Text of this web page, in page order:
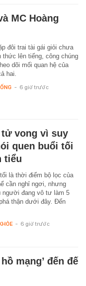
MC Hoàng
đôi trai tài gái giỏi chưa
thức lên tiếng, công chúng
dõi mối quan hệ của
hai.
- 6 giờ trước
vong vì suy
quen buổi tối
tiểu
là thời điểm bộ lọc của
cần nghỉ ngơi, nhưng
người đang vô tư làm 5
thận dưới đây. Đến
- 6 giờ trước
mạng’ đến đế